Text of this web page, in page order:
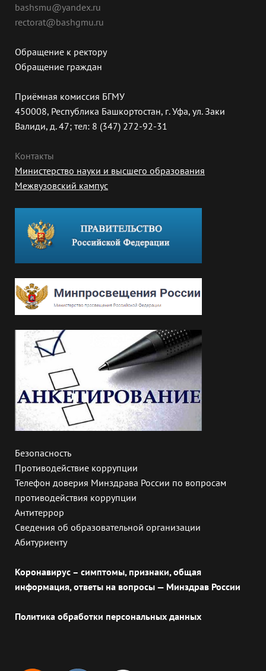
bashsmu@yandex.ru
rectorat@bashgmu.ru
Обращение к ректору
Обращение граждан
Приёмная комиссия БГМУ
450008, Республика Башкортостан, г. Уфа, ул. Заки
Валиди, д. 47; тел: 8 (347) 272-92-31
Контакты
Министерство науки и высшего образования
Межвузовский кампус
Безопасность
Противодействие коррупции
Телефон доверия Минздрава России по вопросам
противодействия коррупции
Антитеррор
Сведения об образовательной организации
Абитуриенту
Коронавирус – симптомы, признаки, общая
информация, ответы на вопросы — Минздрав России
Политика обработки персональных данных